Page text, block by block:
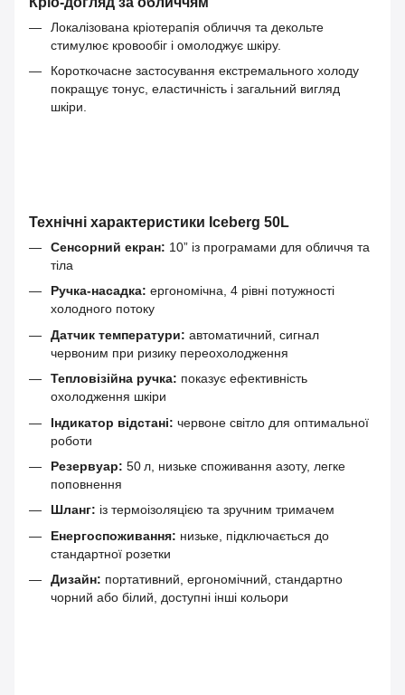
Локалізована кріотерапія обличчя та декольте
стимулює кровообіг і омолоджує шкіру.
Короткочасне застосування екстремального холоду
покращує тонус, еластичність і загальний вигляд
шкіри.
Технічні характеристики Iceberg 50L
Сенсорний екран: 10” із програмами для обличчя та
тіла
Ручка-насадка: ергономічна, 4 рівні потужності
холодного потоку
Датчик температури: автоматичний, сигнал
червоним при ризику переохолодження
Тепловізійна ручка: показує ефективність
охолодження шкіри
Індикатор відстані: червоне світло для оптимальної
роботи
Резервуар: 50 л, низьке споживання азоту, легке
поповнення
Шланг: із термоізоляцією та зручним тримачем
Енергоспоживання: низьке, підключається до
стандартної розетки
Дизайн: портативний, ергономічний, стандартно
чорний або білий, доступні інші кольори